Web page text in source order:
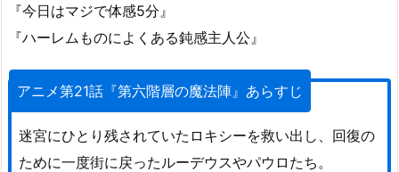
『今日はマジで体感5分』
『ハーレムものによくある鈍感主人公』
アニメ第21話『第六階層の魔法陣』あらすじ
迷宮にひとり残されていたロキシーを救い出し、回復の
ために一度街に戻ったルーデウスやパウロたち。